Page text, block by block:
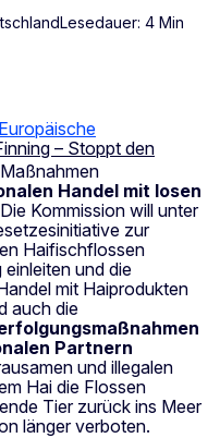
Lesedauer: 4 Min
Europäische
– Stoppt den
Handel mit losen
Kommission will unter
zur
Haifischflossen
und die
mit Haiprodukten
auch die
Partnern
und illegalen
Hai die Flossen
Tier zurück ins Meer
länger verboten.